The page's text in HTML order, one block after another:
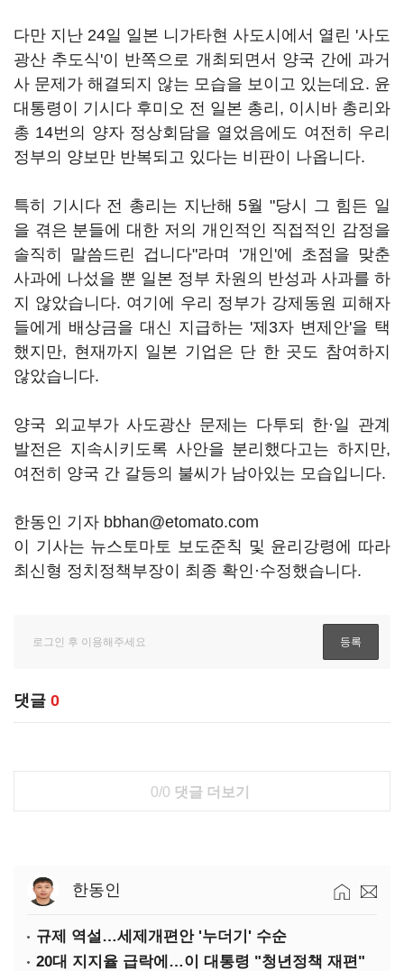
다만 지난 24일 일본 니가타현 사도시에서 열린 '사도
광산 추도식'이 반쪽으로 개최되면서 양국 간에 과거
사 문제가 해결되지 않는 모습을 보이고 있는데요. 윤
대통령이 기시다 후미오 전 일본 총리, 이시바 총리와
총 14번의 양자 정상회담을 열었음에도 여전히 우리
정부의 양보만 반복되고 있다는 비판이 나옵니다.
특히 기시다 전 총리는 지난해 5월 "당시 그 힘든 일
을 겪은 분들에 대한 저의 개인적인 직접적인 감정을
솔직히 말씀드린 겁니다"라며 '개인'에 초점을 맞춘
사과에 나섰을 뿐 일본 정부 차원의 반성과 사과를 하
지 않았습니다. 여기에 우리 정부가 강제동원 피해자
들에게 배상금을 대신 지급하는 '제3자 변제안'을 택
했지만, 현재까지 일본 기업은 단 한 곳도 참여하지
않았습니다.
양국 외교부가 사도광산 문제는 다투되 한·일 관계
발전은 지속시키도록 사안을 분리했다고는 하지만,
여전히 양국 간 갈등의 불씨가 남아있는 모습입니다.
한동인 기자 bbhan@etomato.com
이 기사는 뉴스토마토 보도준칙 및 윤리강령에 따라
최신형 정치정책부장이 최종 확인·수정했습니다.
댓글 0
0/0 댓글 더보기
한동인
규제 역설…세제개편안 '누더기' 수순
20대 지지율 급락에…이 대통령 "청년정책 재편"